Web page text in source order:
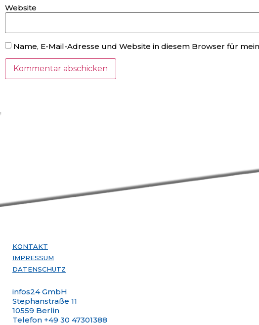
Website
Name, E-Mail-Adresse und Website in diesem Browser für
KONTAKT
IMPRESSUM
DATENSCHUTZ
infos24 GmbH
Stephanstraße 11
10559 Berlin
Telefon +49 30 47301388